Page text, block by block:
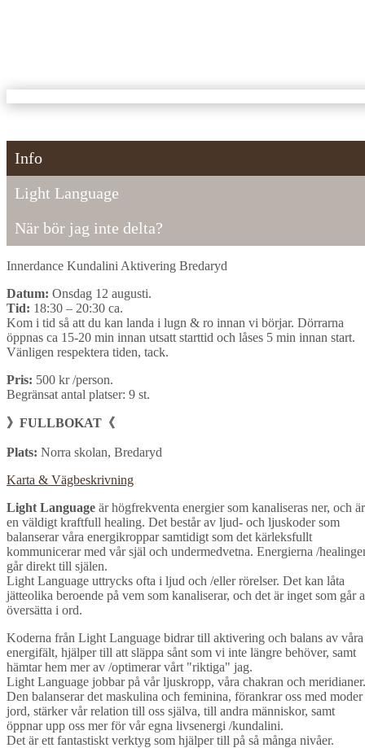
Info
Light Language
När bör jag inte delta?
Innerdance Kundalini Aktivering Bredaryd
Datum: Onsdag 12 augusti.
Tid: 18:30 – 20:30 ca.
Kom i tid så att du kan landa i lugn & ro innan vi börjar. Dörrarna
öppnas ca 15-20 min innan utsatt starttid och låses 5 min innan start.
Vänligen respektera tiden, tack.
Pris: 500 kr /person.
Begränsat antal platser: 9 st.
》FULLBOKAT《
Plats: Norra skolan, Bredaryd
Karta & Vägbeskrivning
Light Language är högfrekventa energier som kanaliseras ner, och är
en väldigt kraftfull healing. Det består av ljud- och ljuskoder som
balanserar våra energikroppar samtidigt som det kärleksfullt
kommunicerar med vår själ och undermedvetna. Energierna /
går direkt till själen.
Light Language uttrycks ofta i ljud och /eller rörelser. Det kan låta
jätteolika beroende på vem som kanaliserar, och det är inget som går
översätta i ord.
Koderna från Light Language bidrar till aktivering och balans av våra
energifält, hjälper till att släppa sånt som vi inte längre behöver, samt
hämtar hem mer av /optimerar vårt "riktiga" jag.
Light Language jobbar på vår ljuskropp, våra chakran och meridianer.
Den balanserar det maskulina och feminina, förankrar oss med moder
jord, stärker vår relation till oss själva, till andra människor, samt
öppnar upp oss mer för vår egna livsenergi /kundalini.
Det är ett fantastiskt verktyg som hjälper till på så många nivåer.